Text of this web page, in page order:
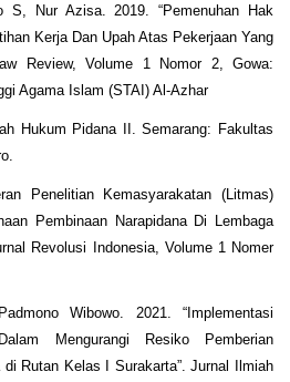
S, Nur Azisa. 2019. “Pemenuhan Hak
Kerja Dan Upah Atas Pekerjaan Yang
Review, Volume 1 Nomor 2, Gowa:
Agama Islam (STAI) Al-Azhar
Hukum Pidana II. Semarang: Fakultas
Penelitian Kemasyarakatan (Litmas)
Pembinaan Narapidana Di Lembaga
Revolusi Indonesia, Volume 1 Nomer
Wibowo. 2021. “Implementasi
Mengurangi Resiko Pemberian
Rutan Kelas I Surakarta”. Jurnal Ilmiah